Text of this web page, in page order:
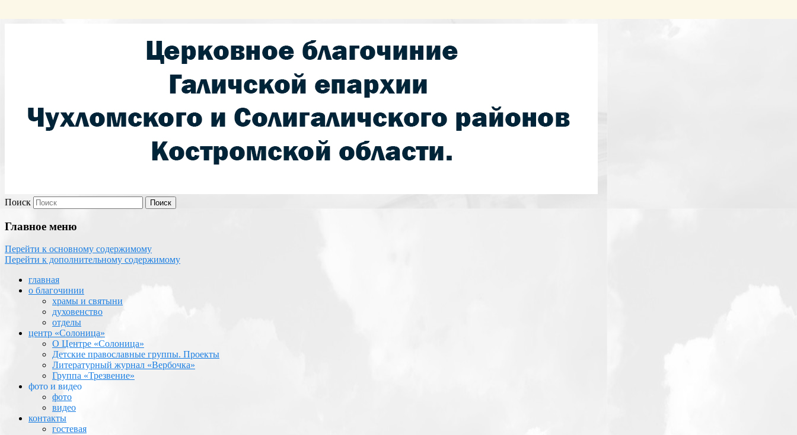
Чухломское благочиние
Сайт Чухломского благочиния Галичской епархии, г.Солигалич. Сайт освещает события жизни благочиния и имеет
духовно-просветительскую, миссионерскую и культурно-историческую направленность.
Поиск
Главное меню
Перейти к основному содержимому
Перейти к дополнительному содержимому
главная
о благочинии
храмы и святыни
духовенство
отделы
центр «Солоница»
О Центре «Солоница»
Детские православные группы. Проекты
Литературный журнал «Вербочка»
Группа «Трезвение»
фото и видео
фото
видео
контакты
гостевая